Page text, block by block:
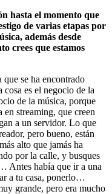
hasta el momento que
de varias etapas por
además desde
crees que estamos
que se ha encontrado
cosa es el negocio de la
de la música, porque
en streaming, que creen
a un servidor. Lo que
pero bueno, están
alto que jamás ha
por la calle, y busques
Antes había que ir a una
a tu casa, ponerlo…
grande, pero era mucho